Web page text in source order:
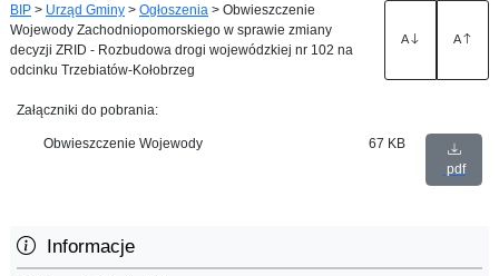
BIP > Urząd Gminy > Ogłoszenia > Obwieszczenie
Wojewody Zachodniopomorskiego w sprawie zmiany
decyzji ZRID - Rozbudowa drogi wojewódzkiej nr 102 na
odcinku Trzebiatów-Kołobrzeg
A A
Załączniki do pobrania:
Obwieszczenie Wojewody
67 KB
pdf
Informacje